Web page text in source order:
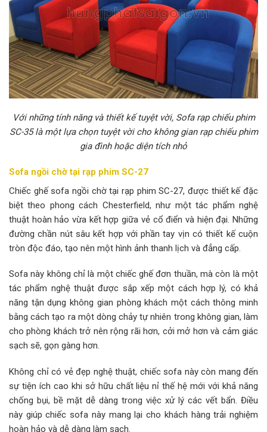
Với những tính năng và thiết kế tuyệt vời, Sofa rạp chiếu phim
SC-35 là một lựa chọn tuyệt vời cho không gian rạp chiếu phim
gia đình hoặc diện tích nhỏ
Sofa ngồi chờ tại rạp phim SC-27
Chiếc ghế sofa ngồi chờ tại rạp phim SC-27, được thiết kế đặc
biệt theo phong cách Chesterfield, như một tác phẩm nghệ
thuật hoàn hảo vừa kết hợp giữa vẻ cổ điển và hiện đại. Những
đường chần nút sâu kết hợp với phần tay vịn có thiết kế cuộn
tròn độc đáo, tạo nên một hình ảnh thanh lịch và đẳng cấp.
Sofa này không chỉ là một chiếc ghế đơn thuần, mà còn là một
tác phẩm nghệ thuật được sắp xếp một cách hợp lý, có khả
năng tận dụng không gian phòng khách một cách thông minh
bằng cách tạo ra một dòng chảy tự nhiên trong không gian, làm
cho phòng khách trở nên rộng rãi hơn, cởi mở hơn và cảm giác
sạch sẽ, gọn gàng hơn.
Không chỉ có vẻ đẹp nghệ thuật, chiếc sofa này còn mang đến
sự tiện ích cao khi sở hữu chất liệu nỉ thế hệ mới với khả năng
chống bụi, bề mặt dễ dàng trong việc xử lý các vết bẩn. Điều
này giúp chiếc sofa này mang lại cho khách hàng trải nghiệm
hoàn hảo và dễ dàng làm sạch.